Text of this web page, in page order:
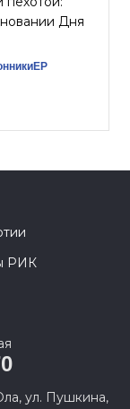
Дня
РИК
ул. Пушкина,